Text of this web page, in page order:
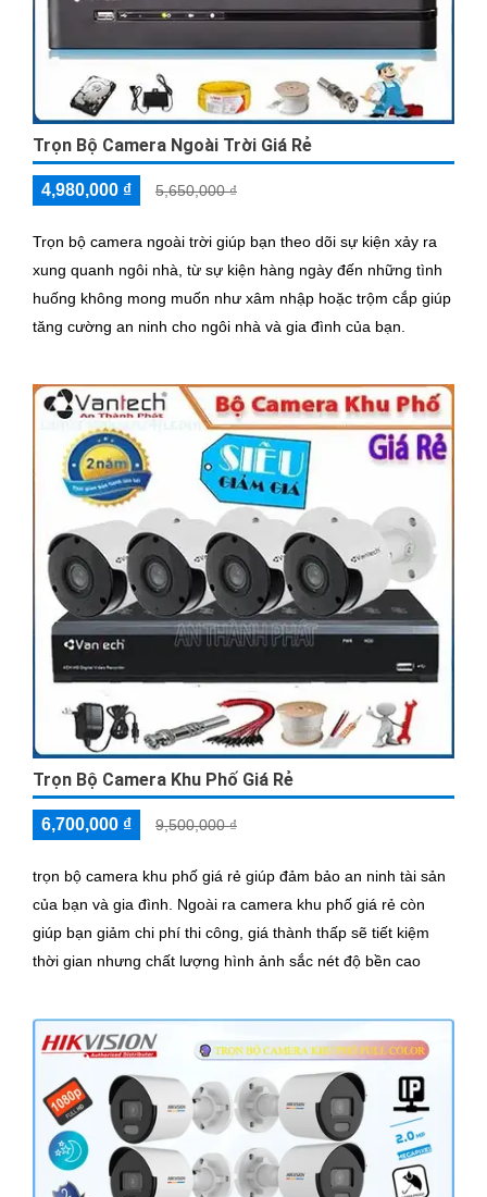
Trọn Bộ Camera Ngoài Trời Giá Rẻ
4,980,000 ₫ 5,650,000 ₫
Trọn bộ camera ngoài trời giúp bạn theo dõi sự kiện xảy ra
xung quanh ngôi nhà, từ sự kiện hàng ngày đến những tình
huống không mong muốn như xâm nhập hoặc trộm cắp giúp
tăng cường an ninh cho ngôi nhà và gia đình của bạn.
Trọn Bộ Camera Khu Phố Giá Rẻ
6,700,000 ₫ 9,500,000 ₫
trọn bộ camera khu phố giá rẻ giúp đảm bảo an ninh tài sản
của bạn và gia đình. Ngoài ra camera khu phố giá rẻ còn
giúp bạn giảm chi phí thi công, giá thành thấp sẽ tiết kiệm
thời gian nhưng chất lượng hình ảnh sắc nét độ bền cao